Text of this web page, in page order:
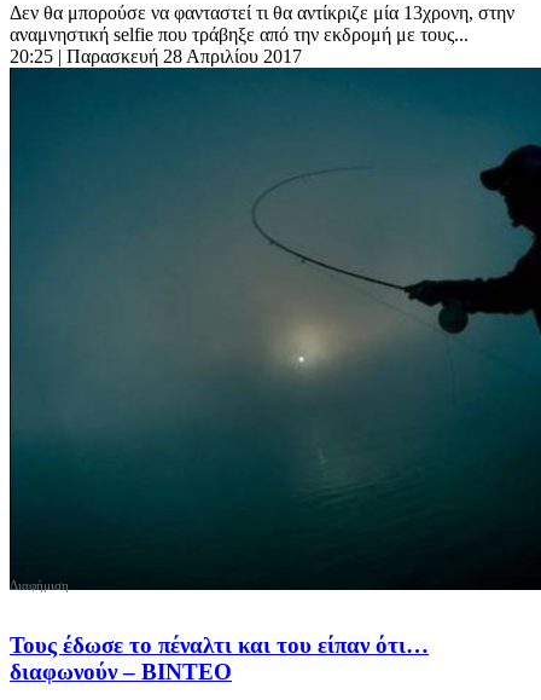
Δεν θα μπορούσε να φανταστεί τι θα αντίκριζε μία 13χρονη, στην
αναμνηστική selfie που τράβηξε από την εκδρομή με τους...
20:25 | Παρασκευή 28 Απριλίου 2017
Τους έδωσε το πέναλτι και του είπαν ότι…
διαφωνούν – ΒΙΝΤΕΟ